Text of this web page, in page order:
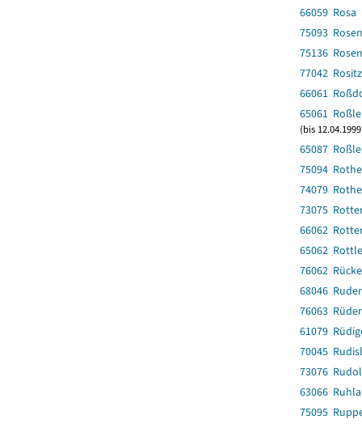
66059 Rosa
75093
75136
77042 Rositz
66061
65061
(bis
65087
75094
74079
73075
66062
65062
76062
68046
76063
61079
70045
73076
63066
75095